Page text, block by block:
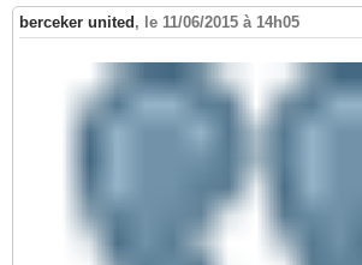
berceker united, le 11/06/2015 à 14h05